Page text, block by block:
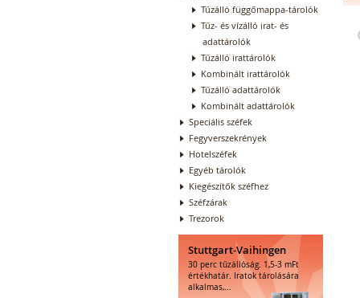
Tűzálló függőmappa-tárolók
Tűz- és vízálló irat- és
adattárolók
Tűzálló irattárolók
Kombinált irattárolók
Tűzálló adattárolók
Kombinált adattárolók
Speciális széfek
Fegyverszekrények
Hotelszéfek
Egyéb tárolók
Kiegészítők széfhez
Széfzárak
Trezorok
Stuttgart-Vaihingen
30 perc tűzállóság. 1,5-3 mFt
értékhatár. Iratok tárolására
alkalmas,...